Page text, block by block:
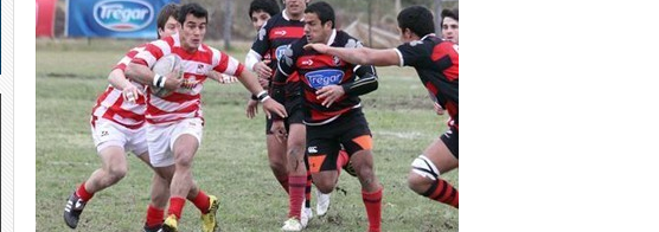
TEST MATCH | ARG v RSA |
El entrenador de...
5 0
USA v ARGENTINA XV | El
entrenador de Argentina...
TORNEO DEL INTERIOR |
Este sábado se disputó la...
6 0
TEST MATCH | El
entrenador de los
Springboks,...
VIDEO | STO v NZL | Nueva
Zelanda arrancó su gira